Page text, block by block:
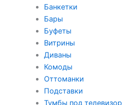
Банкетки
Бары
Буфеты
Витрины
Диваны
Комоды
Оттоманки
Подставки
Тумбы под телевизор